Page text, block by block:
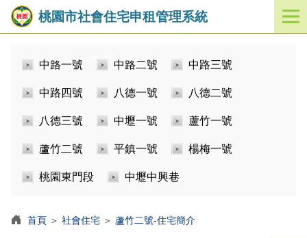
桃園市社會住宅申租管理系統
開
啟
中路一號 中路二號 中路三號
中路四號 八德一號 八德二號
八德三號 中壢一號 蘆竹一號
蘆竹二號 平鎮一號 楊梅一號
桃園東門段 中壢中興巷
首頁 ＞ 社會住宅 ＞ 蘆竹二號-住宅簡介